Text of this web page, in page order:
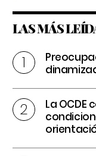
LAS MÁS
La